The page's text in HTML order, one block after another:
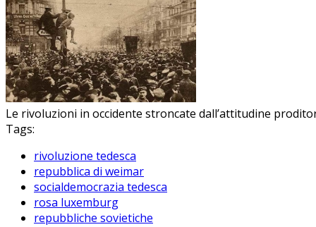
Le rivoluzioni in occidente stroncate dall’attitudine
Tags:
rivoluzione tedesca
repubblica di weimar
socialdemocrazia tedesca
rosa luxemburg
repubbliche sovietiche